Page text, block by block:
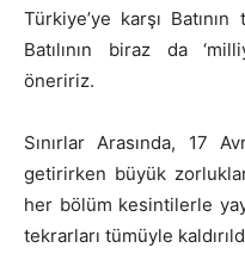
Türkiye’ye karşı Batının
Batılının biraz da
öneririz.
Sınırlar Arasında, 17
getirirken büyük
her bölüm kesintilerle
tekrarları tümüyle